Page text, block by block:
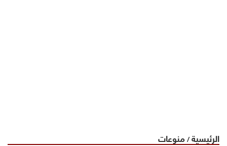
الرئيسية/منوعات